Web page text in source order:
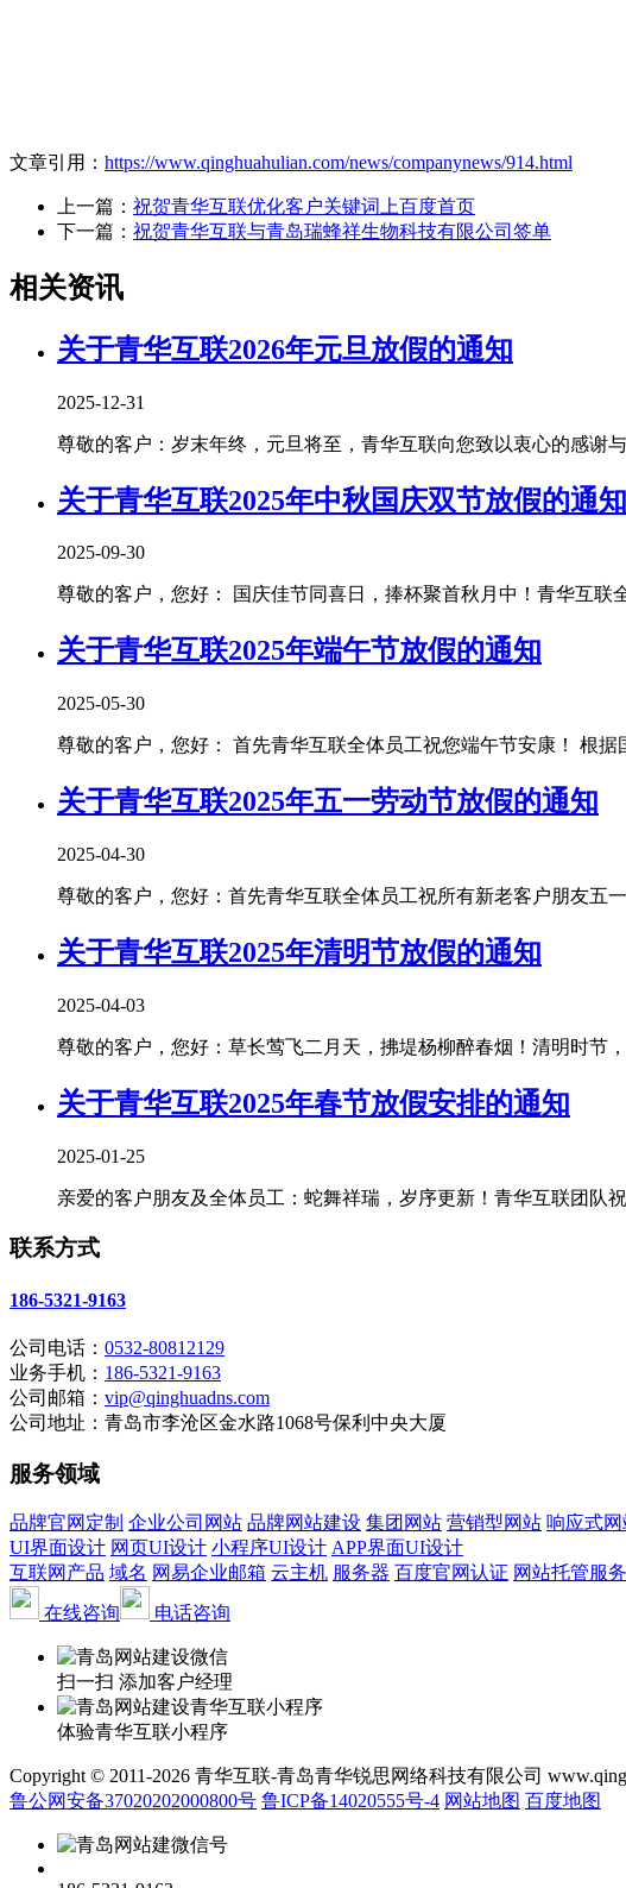
文章引用： https://www.qinghuahulian.com/news/companynews/914.html
上一篇： 祝贺青华互联优化客户关键词上百度首页
下一篇： 祝贺青华互联与青岛瑞蜂祥生物科技有限公司签单
相关资讯
关于青华互联2026年元旦放假的通知
2025-12-31
尊敬的客户：岁末年终，元旦将至，青华互联向您致以衷心的感谢
关于青华互联2025年中秋国庆双节放假的通知
2025-09-30
尊敬的客户，您好： 国庆佳节同喜日，捧杯聚首秋月中！青华互
关于青华互联2025年端午节放假的通知
2025-05-30
尊敬的客户，您好： 首先青华互联全体员工祝您端午节安康！ 根
关于青华互联2025年五一劳动节放假的通知
2025-04-30
尊敬的客户，您好：首先青华互联全体员工祝所有新老客户朋友五
关于青华互联2025年清明节放假的通知
2025-04-03
尊敬的客户，您好：草长莺飞二月天，拂堤杨柳醉春烟！清明时节
关于青华互联2025年春节放假安排的通知
2025-01-25
亲爱的客户朋友及全体员工：蛇舞祥瑞，岁序更新！青华互联团队
联系方式
186-5321-9163
公司电话： 0532-80812129
业务手机： 186-5321-9163
公司邮箱： vip@qinghuadns.com
公司地址：青岛市李沧区金水路1068号保利中央大厦
服务领域
品牌官网定制 企业公司网站 品牌网站建设 集团网站 营销型网站 响应式网
UI界面设计 网页UI设计 小程序UI设计 APP界面UI设计
互联网产品 域名 网易企业邮箱 云主机 服务器 百度官网认证 网站托管服务
在线咨询
电话咨询
扫一扫 添加客户经理
体验青华互联小程序
Copyright © 2011-2026 青华互联-青岛青华锐思网络科技有限公司
鲁公网安备37020202000800号 鲁ICP备14020555号-4 网站地图 百度地图